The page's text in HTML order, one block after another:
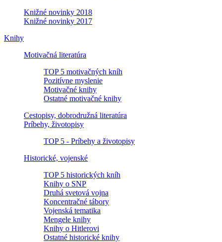
Knižné novinky 2018
Knižné novinky 2017
Knihy
Motivačná literatúra
TOP 5 motivačných kníh
Pozitívne myslenie
Motivačné knihy
Ostatné motivačné knihy
Cestopisy, dobrodružná literatúra
Príbehy, životopisy
TOP 5 - Príbehy a životopisy
Historické, vojenské
TOP 5 historických kníh
Knihy o SNP
Druhá svetová vojna
Koncentračné tábory
Vojenská tematika
Mengele knihy
Knihy o Hitlerovi
Ostatné historické knihy